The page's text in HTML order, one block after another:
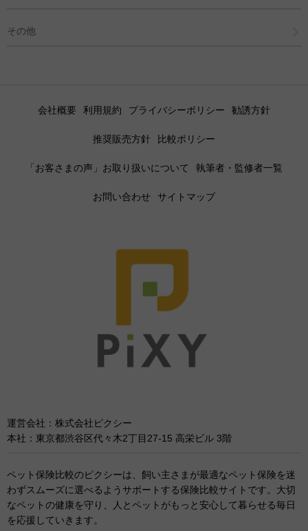
その他
会社概要 利用規約 プライバシーポリシー 勧誘方針
推奨販売方針 比較ポリシー
「お客さまの声」お取り扱いについて 執筆者・監修者一覧
お問い合わせ サイトマップ
運営会社：株式会社ピクシー
本社：東京都渋谷区代々木2丁目27-15 高栄ビル 3階
ペット保険比較のピクシーは、飼い主さまが最適なペット保険を迷
わずスムーズに選べるようサポートする保険比較サイトです。大切
なペットの健康を守り、人とペットがもっと安心して暮らせる毎日
を応援していきます。